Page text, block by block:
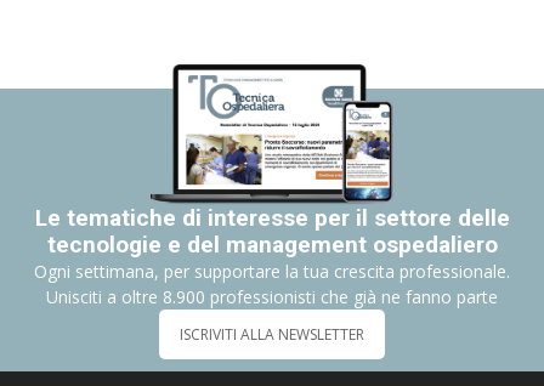
Le tematiche di interesse per il settore delle
tecnologie e del management ospedaliero
Ogni settimana, per supportare la tua crescita professionale.
Unisciti a oltre 8.900 professionisti che già ne fanno parte
ISCRIVITI ALLA NEWSLETTER